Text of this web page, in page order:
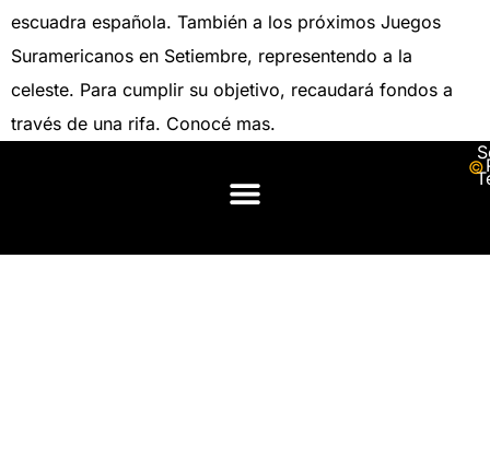
escuadra española. También a los próximos Juegos
Suramericanos en Setiembre, representendo a la
celeste. Para cumplir su objetivo, recaudará fondos a
través de una rifa. Conocé mas.
©